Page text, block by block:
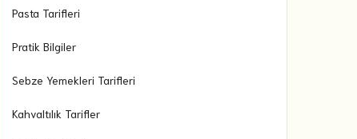
Pasta Tarifleri
Pratik Bilgiler
Sebze Yemekleri Tarifleri
Kahvaltılık Tarifler